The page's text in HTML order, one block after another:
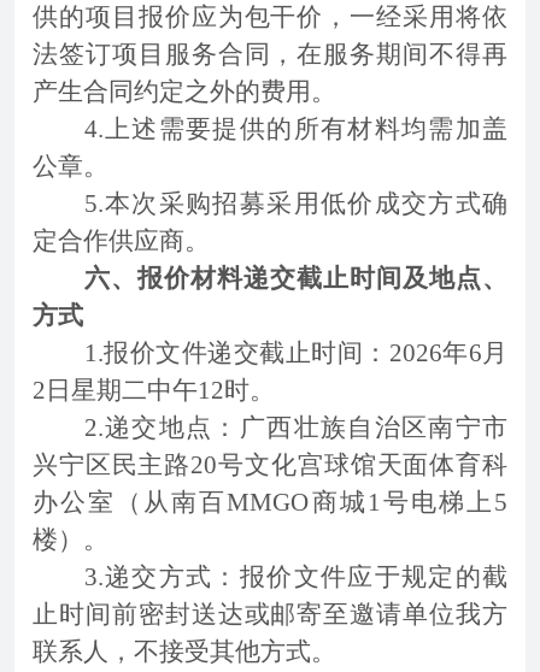
供的项目报价应为包干价，一经采用将依
法签订项目服务合同，在服务期间不得再
产生合同约定之外的费用。
4.上述需要提供的所有材料均需加盖
公章。
5.本次采购招募采用低价成交方式确
定合作供应商。
六、报价材料递交截止时间及地点、
方式
1.报价文件递交截止时间：2026年6月
2日星期二中午12时。
2.递交地点：广西壮族自治区南宁市
兴宁区民主路20号文化宫球馆天面体育科
办公室（从南百MMGO商城1号电梯上5
楼）。
3.递交方式：报价文件应于规定的截
止时间前密封送达或邮寄至邀请单位我方
联系人，不接受其他方式。